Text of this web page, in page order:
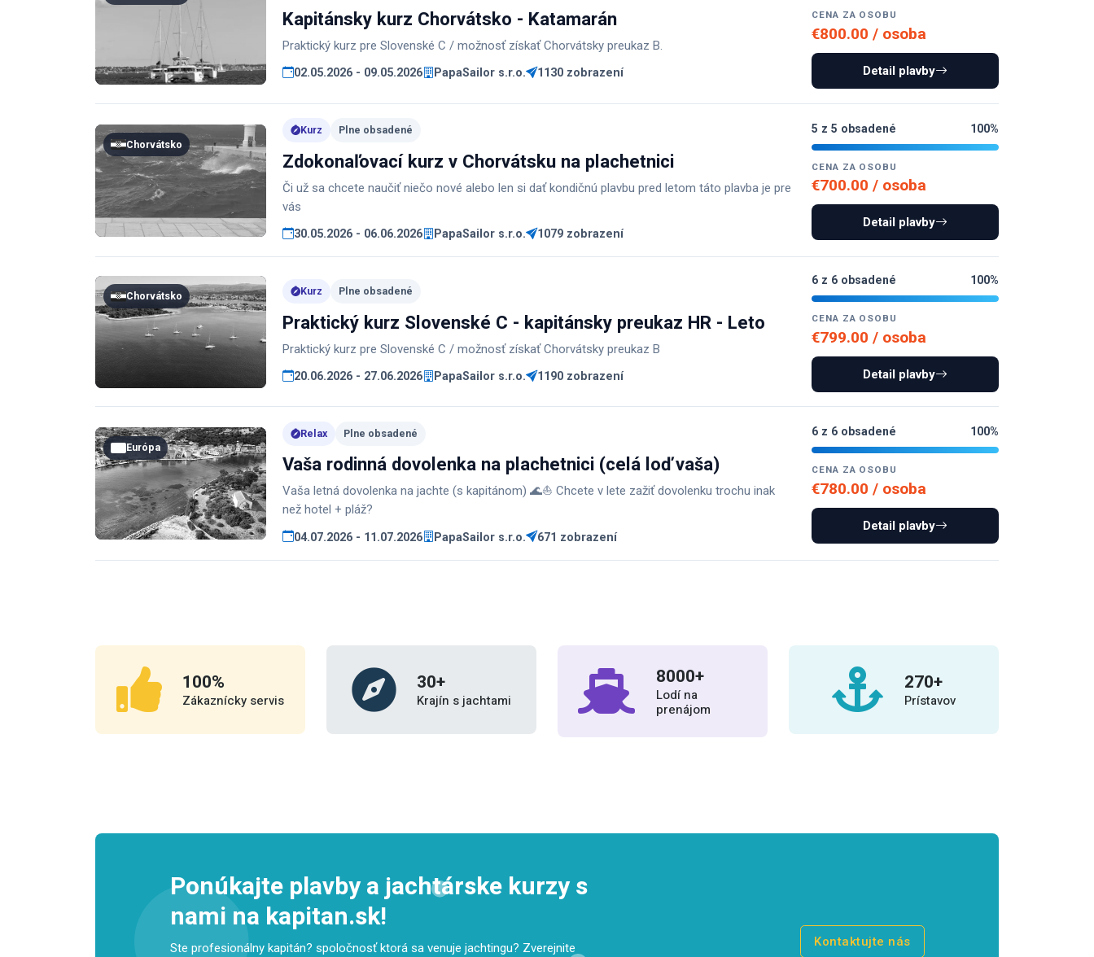
Kapitánsky kurz Chorvátsko - Katamarán
Praktický kurz pre Slovenské C / možnosť získať Chorvátsky preukaz B.
02.05.2026 - 09.05.2026 PapaSailor s.r.o. 1130 zobrazení
CENA ZA OSOBU
€800.00 / osoba
Detail plavby
Chorvátsko
Kurz Plne obsadené
Zdokonaľovací kurz v Chorvátsku na plachetnici
Či už sa chcete naučiť niečo nové alebo len si dať kondičnú plavbu pred letom táto plavba je pre
vás
30.05.2026 - 06.06.2026 PapaSailor s.r.o. 1079 zobrazení
5 z 5 obsadené 100%
CENA ZA OSOBU
€700.00 / osoba
Detail plavby
Chorvátsko Kurz Plne obsadené
Praktický kurz Slovenské C - kapitánsky preukaz HR - Leto
Praktický kurz pre Slovenské C / možnosť získať Chorvátsky preukaz B
20.06.2026 - 27.06.2026 PapaSailor s.r.o. 1190 zobrazení
6 z 6 obsadené 100%
CENA ZA OSOBU
€799.00 / osoba
Detail plavby
Európa
Relax Plne obsadené
Vaša rodinná dovolenka na plachetnici (celá loď vaša)
Vaša letná dovolenka na jachte (s kapitánom) 🌊⛵ Chcete v lete zažiť dovolenku trochu inak
než hotel + pláž?
04.07.2026 - 11.07.2026 PapaSailor s.r.o. 671 zobrazení
6 z 6 obsadené 100%
CENA ZA OSOBU
€780.00 / osoba
Detail plavby
100%
Zákaznícky servis
30+
Krajín s jachtami
8000+
Lodí na
prenájom
300+
Prístavov
Ponúkajte plavby a jachtárske kurzy s
nami na kapitan.sk!
Ste profesionálny kapitán? spoločnosť ktorá sa venuje jachtingu? Zverejnite
Kontaktujte nás